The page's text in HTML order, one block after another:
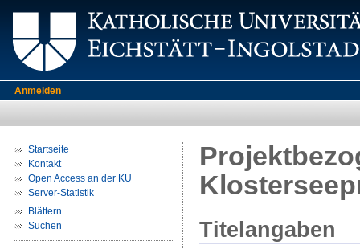
Anmelden
Startseite
Kontakt
Open Access an der KU
Server-Statistik
Blättern
Suchen
Titelangaben